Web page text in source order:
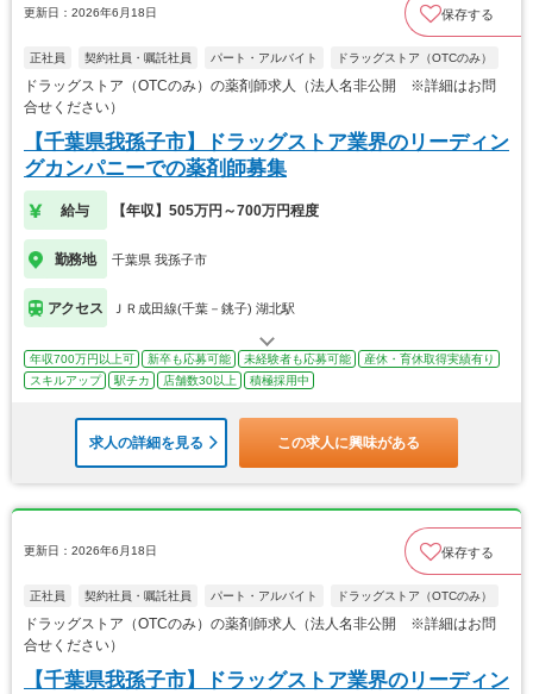
更新日：2026年6月18日 保存する
正社員 契約社員・嘱託社員 パート・アルバイト ドラッグストア（OTCのみ）
ドラッグストア（OTCのみ）の薬剤師求人（法人名非公開 ※詳細はお問
合せください）
【千葉県我孫子市】ドラッグストア業界のリーディン
グカンパニーでの薬剤師募集
給与 【年収】505万円～700万円程度
勤務地 千葉県 我孫子市
アクセス ＪＲ成田線(千葉－銚子) 湖北駅
年収700万円以上可 新卒も応募可能 未経験者も応募可能
産休・育休取得実績有り
スキルアップ
駅チカ 店舗数30以上 積極採用中
求人の詳細を見る この求人に興味がある
更新日：2026年6月18日 保存する
正社員 契約社員・嘱託社員 パート・アルバイト ドラッグストア（OTCのみ）
ドラッグストア（OTCのみ）の薬剤師求人（法人名非公開 ※詳細はお問
合せください）
【千葉県我孫子市】ドラッグストア業界のリーディン